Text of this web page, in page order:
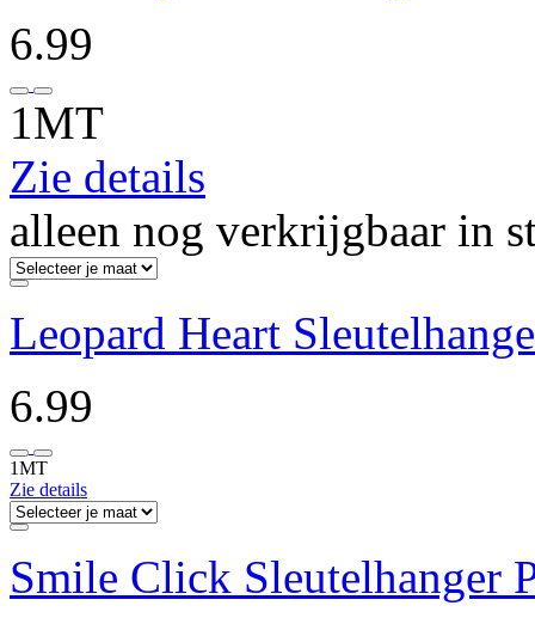
6.99
1MT
Zie details
alleen nog verkrijgbaar in
Leopard Heart
6.99
1MT
Zie details
Smile Click Sleutelhanger